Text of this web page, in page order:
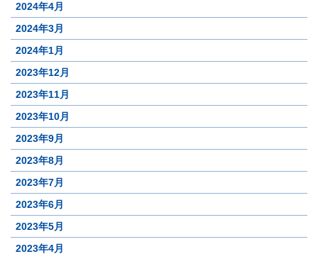
2024年4月
2024年3月
2024年1月
2023年12月
2023年11月
2023年10月
2023年9月
2023年8月
2023年7月
2023年6月
2023年5月
2023年4月